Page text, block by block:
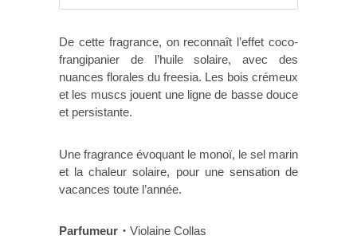
De cette fragrance, on reconnaît l’effet coco-
frangipanier de l’huile solaire, avec des
nuances florales du freesia. Les bois crémeux
et les muscs jouent une ligne de basse douce
et persistante.
Une fragrance évoquant le monoï, le sel marin
et la chaleur solaire, pour une sensation de
vacances toute l’année.
Parfumeur・ Violaine Collas